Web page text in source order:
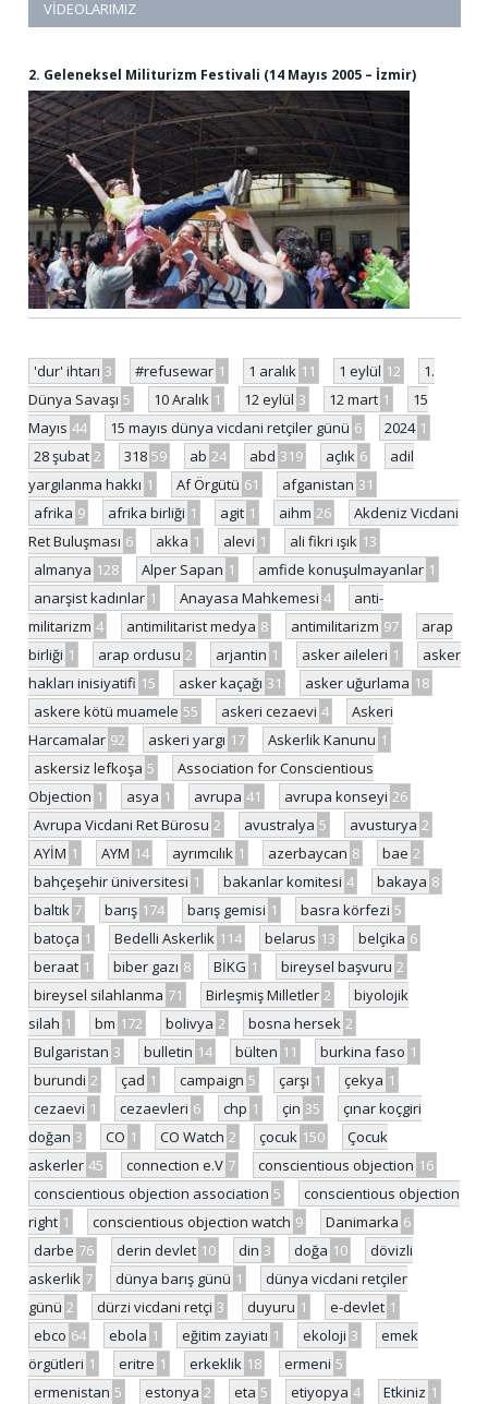
VIDEOLARIMIZ
2. Geleneksel Militurizm Festivali (14 Mayıs 2005 – İzmir)
'dur' ihtarı 3 #refusewar 1 1 aralık 11 1 eylül 12
1.
Dünya Savaşı 5 10 Aralık 1 12 eylül 3 12 mart 1
15
Mayıs 44 15 mayıs dünya vicdani retçiler günü 6 2024 1
28 şubat 2 318 59 ab 24 abd 319 açlık 6
adil
yargılanma hakkı 1 Af Örgütü 61 afganistan 31
afrika 9 afrika birliği 1 agit 1 aihm 26
Akdeniz Vicdani
Ret Buluşması 6 akka 1 alevi 1 ali fikri ışık 13
almanya 128 Alper Sapan 1 amfide konuşulmayanlar 1
anarşist kadınlar 1 Anayasa Mahkemesi 4
anti-
militarizm 4 antimilitarist medya 8 antimilitarizm 97
arap
birliği 1 arap ordusu 2 arjantin 1 asker aileleri 1
asker
hakları inisiyatifi 15 asker kaçağı 31 asker uğurlama 18
askere kötü muamele 55 askeri cezaevi 4
Askeri
Harcamalar 92 askeri yargı 17 Askerlik Kanunu 1
askersiz lefkoşa 5
Association for Conscientious
Objection 1 asya 1 avrupa 41 avrupa konseyi 26
Avrupa Vicdani Ret Bürosu 2 avustralya 5 avusturya 2
AYİM 1 AYM 14 ayrımcılık 1 azerbaycan 8 bae 2
bahçeşehir üniversitesi 1 bakanlar komitesi 4 bakaya 8
baltık 7 barış 174 barış gemisi 1 basra körfezi 5
batoça 1 Bedelli Askerlik 114 belarus 13 belçika 6
beraat 1 biber gazı 8 BİKG 1 bireysel başvuru 2
bireysel silahlanma 71 Birleşmiş Milletler 2
biyolojik
silah 1 bm 172 bolivya 2 bosna hersek 2
Bulgaristan 3 bulletin 14 bülten 11 burkina faso 1
burundi 2 çad 1 campaign 5 çarşı 1 çekya 1
cezaevi 1 cezaevleri 6 chp 1 çin 35
çınar koçgiri
doğan 3 CO 1 CO Watch 2 çocuk 150
Çocuk
askerler 45 connection e.V 7 conscientious objection 16
conscientious objection association 5
conscientious objection
right 1 conscientious objection watch 9 Danimarka 6
darbe 76 derin devlet 10 din 3 doğa 10
dövizli
askerlik 7 dünya barış günü 1
dünya vicdani retçiler
günü 2 dürzi vicdani retçi 3 duyuru 1 e-devlet 1
ebco 64 ebola 1 eğitim zayiatı 1 ekoloji 3
emek
örgütleri 1 eritre 1 erkeklik 18 ermeni 5
ermenistan 5 estonya 2 eta 5 etiyopya 4 Etkiniz 1